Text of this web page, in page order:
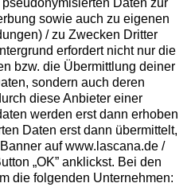
Daten zur
sowie auch zu eigenen
/ zu Zwecken Dritter
erfordert nicht nur die
bzw. die Übermittlung deiner
sondern auch deren
diese Anbieter einer
werden erst dann erhoben
Daten erst dann übermittelt,
auf www.lascana.de /
„OK” anklickst. Bei den
die folgenden Unternehmen: